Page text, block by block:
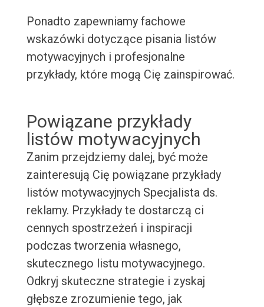
Ponadto zapewniamy fachowe
wskazówki dotyczące pisania listów
motywacyjnych i profesjonalne
przykłady, które mogą Cię zainspirować.
Powiązane przykłady
listów motywacyjnych
Zanim przejdziemy dalej, być może
zainteresują Cię powiązane przykłady
listów motywacyjnych Specjalista ds.
reklamy. Przykłady te dostarczą ci
cennych spostrzeżeń i inspiracji
podczas tworzenia własnego,
skutecznego listu motywacyjnego.
Odkryj skuteczne strategie i zyskaj
głębsze zrozumienie tego, jak